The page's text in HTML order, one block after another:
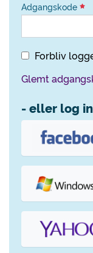
Adgangskode
Forbliv
Glemt
- eller log